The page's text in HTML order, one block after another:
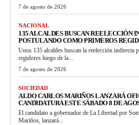
7 de agosto de 2026
NACIONAL
135 ALCALDES BUSCAN REELECCIÓN
POSTULANDO COMO PRIMEROS
Unos 135 alcaldes buscan la reelección indirecta
regidores luego de la...
7 de agosto de 2026
SOCIEDAD
ALDO CARLOS MARIÑOS LANZARÁ
CANDIDATURA ESTE SÁBADO 8 DE
El candidato a gobernador de La Libertad por
Mariños, lanzará...